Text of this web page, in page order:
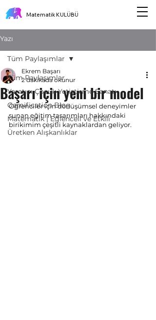
Matematik KULÜBÜ
Yazı
Tüm Paylaşımlar
Yaratıcı Çocuk Yetiştirme Sanatı
Gamification Blog
Matematik | Eğlenceli ve Etkili
Üretken Alışkanlıklar
Tüm Paylaşımlar
Başarı için yeni bir model
Ekrem Başarı
2 dakikada okunur
Öğrenciler için dönüşümsel deneyimler
sunan eğitim tasarımları hakkındaki
birikimim çeşitli kaynaklardan geliyor.